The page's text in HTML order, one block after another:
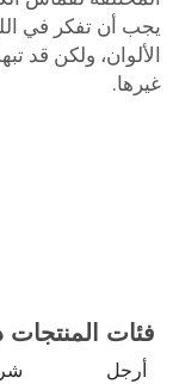
يجب أن تفكر في
الألوان، ولكن
غيرها.
فئات
أرجل